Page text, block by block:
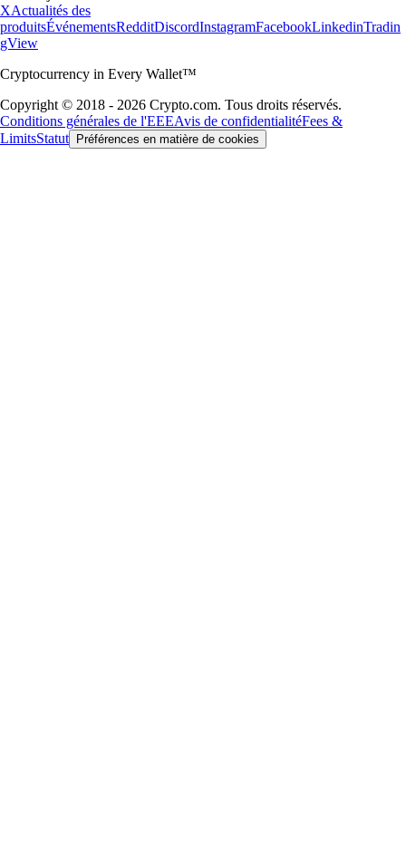
XActualités des
produitsÉvénementsRedditDiscordInstagramFacebookLinkedinTradin
gView
Cryptocurrency in Every Wallet™
Copyright © 2018 - 2026 Crypto.com. Tous droits réservés.
Conditions générales de l'EEEAvis de confidentialitéFees &
LimitsStatut Préférences en matière de cookies